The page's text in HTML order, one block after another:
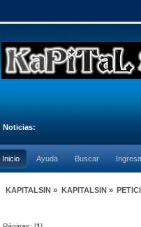
Noticias:
Inicio Ayuda Buscar
KAPITALSIN » KAPITALSIN»